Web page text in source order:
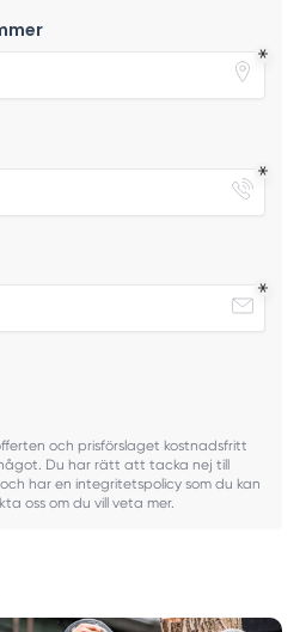
och prisförslaget kostnadsfritt
Du har rätt att tacka nej till
har en integritetspolicy som du kan
oss om du vill veta mer.